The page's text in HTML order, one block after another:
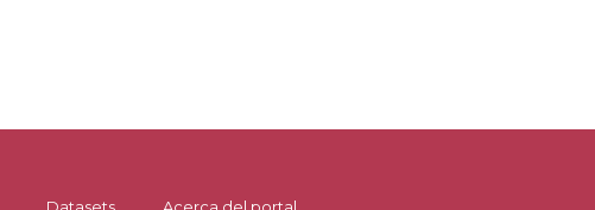
Datasets Acerca del portal